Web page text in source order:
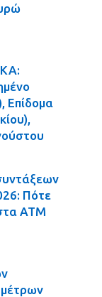
Επίδομα
Πότε
ΑΤΜ